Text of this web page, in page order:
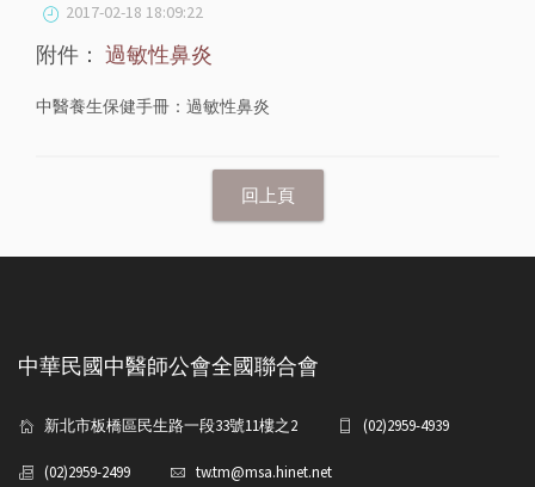
2017-02-18 18:09:22
附件： 過敏性鼻炎
中醫養生保健手冊：過敏性鼻炎
中華民國中醫師公會全國聯合會
新北市板橋區民生路一段33號11樓之2 (02)2959-4939
(02)2959-2499 tw.tm@msa.hinet.net